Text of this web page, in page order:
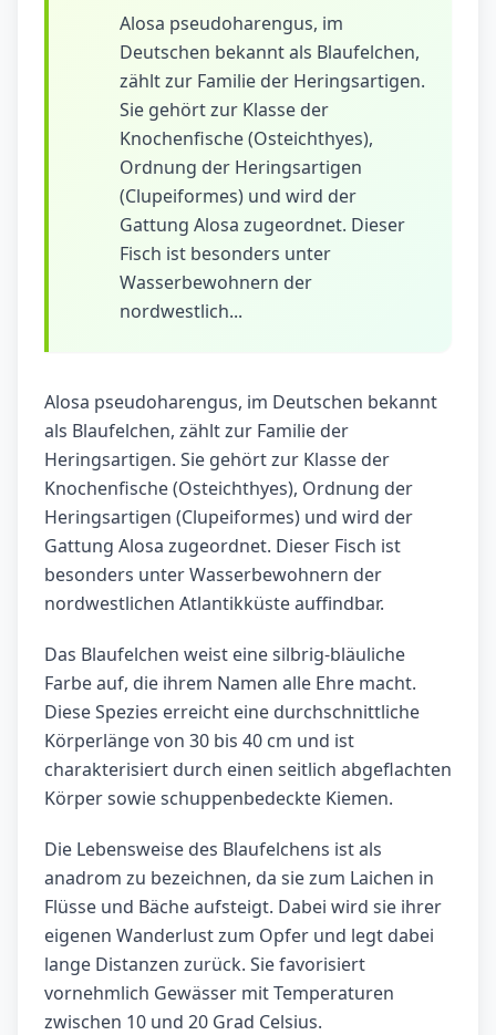
Alosa pseudoharengus, im
Deutschen bekannt als Blaufelchen,
zählt zur Familie der Heringsartigen.
Sie gehört zur Klasse der
Knochenfische (Osteichthyes),
Ordnung der Heringsartigen
(Clupeiformes) und wird der
Gattung Alosa zugeordnet. Dieser
Fisch ist besonders unter
Wasserbewohnern der
nordwestlich...
Alosa pseudoharengus, im Deutschen bekannt
als Blaufelchen, zählt zur Familie der
Heringsartigen. Sie gehört zur Klasse der
Knochenfische (Osteichthyes), Ordnung der
Heringsartigen (Clupeiformes) und wird der
Gattung Alosa zugeordnet. Dieser Fisch ist
besonders unter Wasserbewohnern der
nordwestlichen Atlantikküste auffindbar.
Das Blaufelchen weist eine silbrig-bläuliche
Farbe auf, die ihrem Namen alle Ehre macht.
Diese Spezies erreicht eine durchschnittliche
Körperlänge von 30 bis 40 cm und ist
charakterisiert durch einen seitlich abgeflachten
Körper sowie schuppenbedeckte Kiemen.
Die Lebensweise des Blaufelchens ist als
anadrom zu bezeichnen, da sie zum Laichen in
Flüsse und Bäche aufsteigt. Dabei wird sie ihrer
eigenen Wanderlust zum Opfer und legt dabei
lange Distanzen zurück. Sie favorisiert
vornehmlich Gewässer mit Temperaturen
zwischen 10 und 20 Grad Celsius.